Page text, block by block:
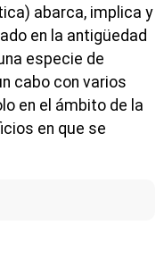
abarca, implica y
en la antigüedad
especie de
cabo con varios
en el ámbito de la
en que se